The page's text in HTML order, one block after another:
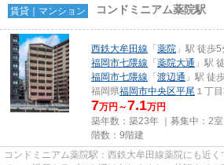
賃貸｜マンション コンドミニアム薬院駅
西鉄大牟田線 「 薬院 」駅 徒歩5
福岡市七隈線 「 薬院大通 」駅
福岡市七隈線 「 渡辺通 」駅 徒
福岡県福岡市中央区平尾 １丁
7万円～7.1万円
築年数：築23年 ｜募集中： 2室
階数：9階建
コンドミニアム薬院駅：西鉄大牟田線薬院にも近